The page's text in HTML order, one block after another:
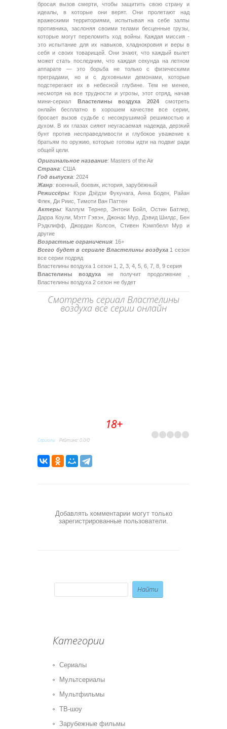
бросая вызов смерти, чтобы защитить свою страну и
идеалы, в которые они верят. Они пролетают над
вражескими территориями, испытывая на себе залпы
противника, заслоняя своими телами бесценные грузы,
которые могут переломить ход войны. Каждая миссия -
это испытание для их навыков, хладнокровия и веры в
себя и своих товарищей. Они знают, что каждый вылет
может стать последним, что каждая секунда на летном
аппарате — это борьба не только с физическими
преградами, но и с духовными демонами, которые
подстерегают их в небесной глубине. Тем не менее,
несмотря на все трудности и угрозы, этот отряд, начав
мини-сериал Властелины воздуха 2024смотреть
онлайн бесплатно в хорошем качестве все серии,
бросает вызов судьбе с несокрушимой решимостью и
духом. В их глазах сияют неугасаемая надежда, дерзкий
бунт против несправедливости и глубокое уважение к
братьям по оружию, которые готовы идти на подвиг ради
общей цели.
Оригинальное название: Masters of the Air
Страна: США
Год выпуска: 2024
Жанр: военный, боевик, история, зарубежный
Режиссёры: Кэри Дзёдзи Фукунага, Анна Боден, Райан
Флек, Ди Риис, Тимоти Ван Паттен
Актеры: Каллум Тернер, Энтони Бойл, Остин Батлер,
Дарра Коули, Мэтт Гэвэн, Джонас Мур, Дэвид Шилдс, Бен
Рэдклифф, Джордан Колсон, Стивен Кэмпбелл Мур и
другие
Возрастные ограничения: 16+
Всего будет в сериале Властелины воздуха1 сезон
все серии подряд
Властелины воздуха 1 сезон 1, 2, 3, 4, 5, 6, 7, 8, 9 серия
Властелины воздуха не получит продолжение ,
Властелины воздуха 2 сезон не будет
Смотреть сериал Властелины
воздуха все серии онлайн
18+
Сериалы Рейтинг:0.0/0
Добавлять комментарии могут только
зарегистрированные пользователи.
Категории
Сериалы
Мультсериалы
Мультфильмы
ТВ-шоу
Зарубежные фильмы